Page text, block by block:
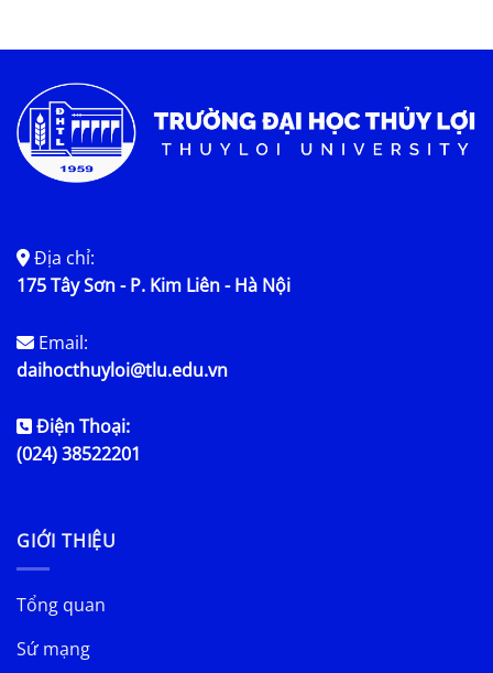
Địa chỉ:
175 Tây Sơn - P. Kim Liên - Hà Nội
Email:
daihocthuyloi@tlu.edu.vn
Điện Thoại:
(024) 38522201
GIỚI THIỆU
Tổng quan
Sứ mạng